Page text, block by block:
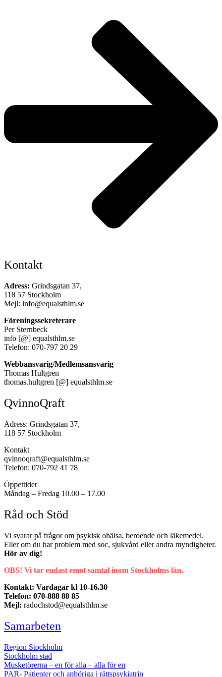
Kontakt
Adress: Grindsgatan 37,
118 57 Stockholm
Mejl: info@equalsthlm.se
Föreningssekreterare
Per Sternbeck
info [@] equalsthlm.se
Telefon: 070-797 20 29
Webbansvarig/Medlemsansvarig
Thomas Hultgren
thomas.hultgren [@] equalsthlm.se
QvinnoQraft
Adress: Grindsgatan 37,
118 57 Stockholm
Kontakt
qvinnoqraft@equalsthlm.se
Telefon: 070-792 41 78
Öppettider
Måndag – Fredag 10.00 – 17.00
Råd och Stöd
Vi svarar på frågor om psykisk ohälsa, beroende och läkemedel.
Eller om du har problem med soc, sjukvård eller andra myndigheter.
Hör av dig!
OBS! Vi tar endast emot samtal inom Stockholms län.
Kontakt: Vardagar kl 10-16.30
Telefon: 070-888 88 85
Mejl: radochstod@equalsthlm.se
Samarbeten
Region Stockholm
Stockholm stad
Musketörerna – en för alla – alla för en
PAR- Patienter och anhöriga i rättspsykiatrin